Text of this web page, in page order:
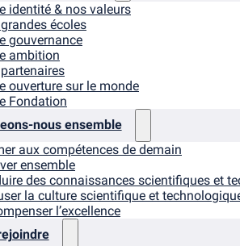
identité & nos valeurs
écoles
gouvernance
ambition
ouverture sur le monde
Fondation
nous ensemble
aux compétences de demain
ensemble
des connaissances scientifiques et
la culture scientifique et
l’excellence